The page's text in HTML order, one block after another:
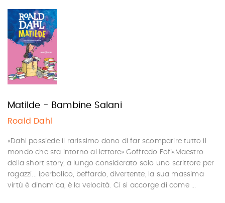
Matilde - Bambine Salani
Roald Dahl
«Dahl possiede il rarissimo dono di far scomparire tutto il
mondo che sta intorno al lettore».Goffredo Fofi«Maestro
della short story, a lungo considerato solo uno scrittore per
ragazzi... iperbolico, beffardo, divertente, la sua massima
virtù è dinamica, è la velocità. Ci si accorge di come ...